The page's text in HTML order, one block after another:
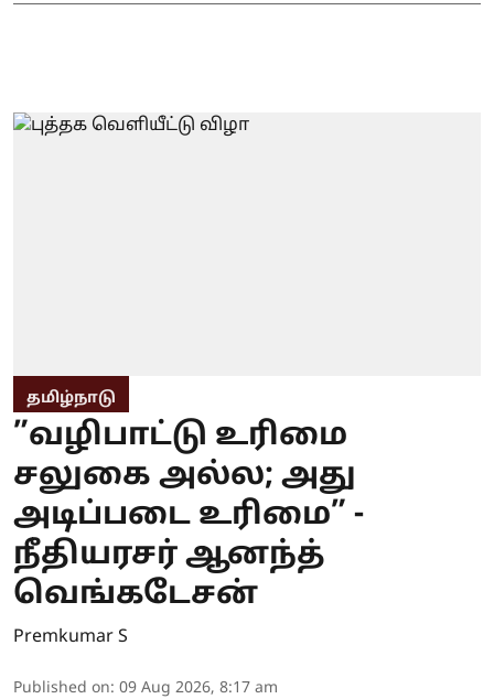
தமிழ்நாடு
”வழிபாட்டு உரிமை
சலுகை அல்ல; அது
அடிப்படை உரிமை” -
நீதியரசர் ஆனந்த்
வெங்கடேசன்
Premkumar S
Published on: 09 Aug 2026, 8:17 am